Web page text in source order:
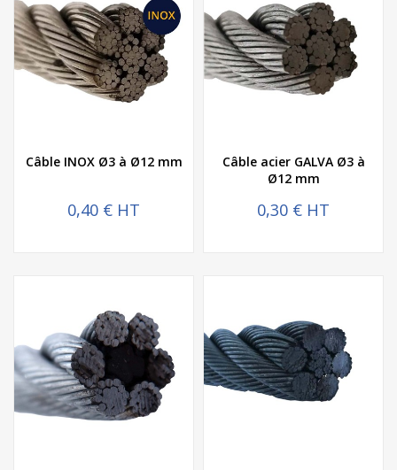
Câble INOX Ø3 à Ø12 mm
0,40 € HT
Câble acier GALVA Ø3 à
Ø12 mm
0,30 € HT